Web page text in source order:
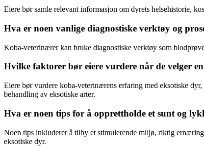
Eiere bør samle relevant informasjon om dyrets helsehistorie,
Hva er noen vanlige diagnostiske verktøy og
Koba-veterinærer kan bruke diagnostiske verktøy som
Hvilke faktorer bør eiere vurdere når de velger
Eiere bør vurdere koba-veterinærens erfaring med eksotiske
behandling av eksotiske arter.
Hva er noen tips for å opprettholde et sunt og
Noen tips inkluderer å tilby et stimulerende miljø, riktig
eksotiske dyr.